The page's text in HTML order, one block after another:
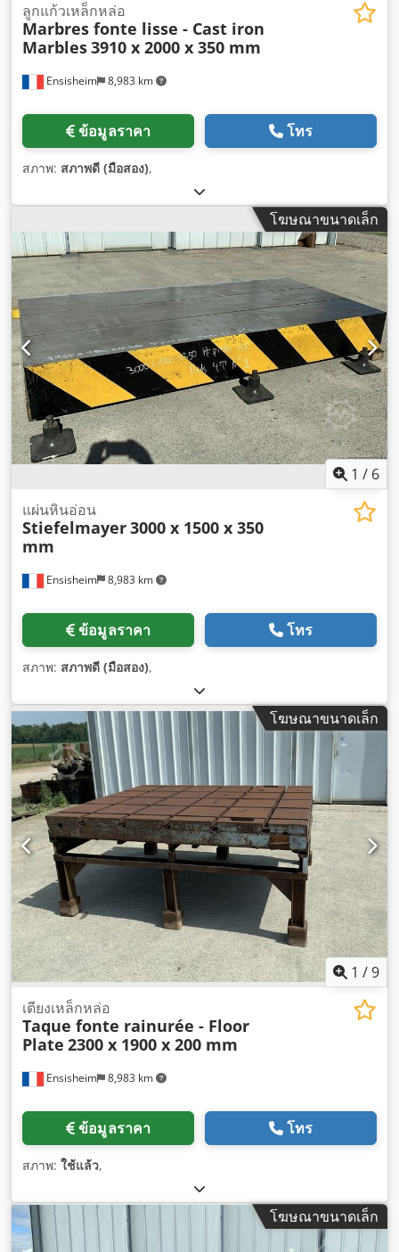
Ensisheim 8,983 km
ลูกแก้วเหล็กหล่อ
Marbres fonte lisse - Cast iron
Marbles3910 x 2000 x 350 mm
ข้อมูลราคา โทร
สภาพ: สภาพดี (มือสอง),
โฆษณาขนาดเล็ก
1 / 6
Ensisheim 8,983 km
แผ่นหินอ่อน
Stiefelmayer3000 x 1500 x 350
mm
ข้อมูลราคา โทร
สภาพ: สภาพดี (มือสอง),
โฆษณาขนาดเล็ก
1 /9
Ensisheim 8,983 km
เตียงเหล็กหล่อ
Taque fonte rainurée - Floor
Plate 2300 x 1900 x 200 mm
ข้อมูลราคา โทร
สภาพ: ใช้แล้ว,
โฆษณาขนาดเล็ก